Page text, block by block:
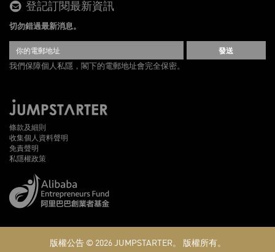
登記訂閱最新資訊
切勿錯過最新消息。
發送
我們保障個人私隱，閣下的電郵地址會完全保密。
條款及細則
收集個人資料聲明
免責聲明
私隱權政策
版權公告 © 2026JUMPSTARTER。
版權所有。